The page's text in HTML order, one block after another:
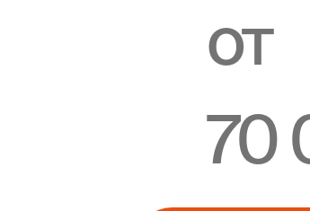
от
70
измерения